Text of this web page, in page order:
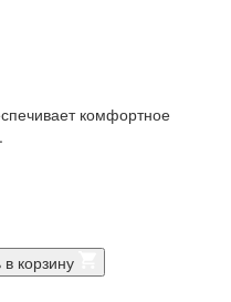
ком­фортное
корзину